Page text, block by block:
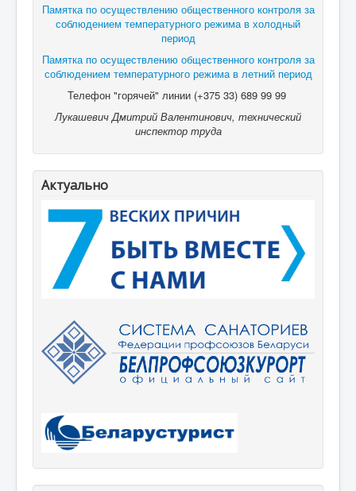
Памятка по осуществлению общественного контроля за
соблюдением температурного режима в холодный
период
Памятка по осуществлению общественного контроля за
соблюдением температурного режима в летний период
Телефон "горячей" линии (+375 33) 689 99 99
Лукашевич Дмитрий Валентинович, технический
инспектор труда
Актуально